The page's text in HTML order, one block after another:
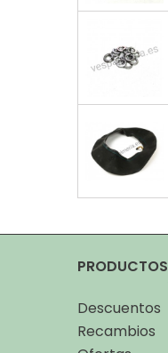
PRODUCTOS
Descuentos
Recambios